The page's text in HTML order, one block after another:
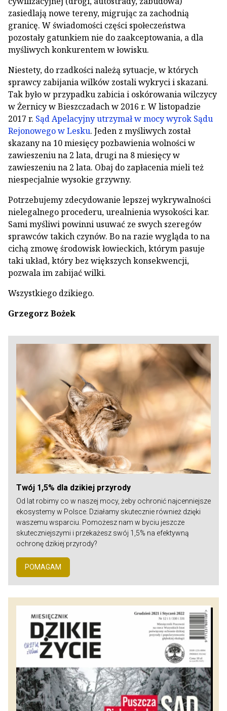
zasiedlają nowe tereny, migrując za zachodnią
granicę. W świadomości części społeczeństwa
pozostały gatunkiem nie do zaakceptowania, a dla
myśliwych konkurentem w łowisku.
Niestety, do rzadkości należą sytuacje, w których
sprawcy zabijania wilków zostali wykryci i skazani.
Tak było w przypadku zabicia i oskórowania wilczycy
w Żernicy w Bieszczadach w 2016 r. W listopadzie
2017 r. Sąd Apelacyjny utrzymał w mocy wyrok Sądu
Rejonowego w Lesku. Jeden z myśliwych został
skazany na 10 miesięcy pozbawienia wolności w
zawieszeniu na 2 lata, drugi na 8 miesięcy w
zawieszeniu na 2 lata. Obaj do zapłacenia mieli też
niespecjalnie wysokie grzywny.
Potrzebujemy zdecydowanie lepszej wykrywalności
nielegalnego procederu, urealnienia wysokości kar.
Sami myśliwi powinni usuwać ze swych szeregów
sprawców takich czynów. Bo na razie wygląda to na
cichą zmowę środowisk łowieckich, którym pasuje
taki układ, który bez większych konsekwencji,
pozwala im zabijać wilki.
Wszystkiego dzikiego.
Grzegorz Bożek
Twój 1,5% dla dzikiej przyrody
Od lat robimy co w naszej mocy, żeby ochronić najcenniejsze
ekosystemy w Polsce. Działamy skutecznie również dzięki
waszemu wsparciu. Pomożesz nam w byciu jeszcze
skuteczniejszymi i przekażesz swój 1,5% na efektywną
ochronę dzikiej przyrody?
POMAGAM